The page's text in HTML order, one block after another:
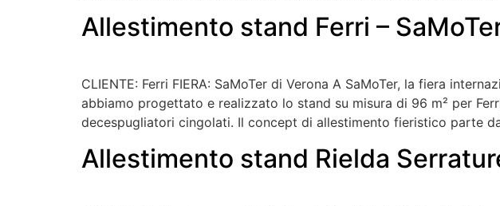
Allestimento stand Ferri –
CLIENTE: Ferri FIERA: SaMoTer di Verona A SaMoTer, la fiera
abbiamo progettato e realizzato lo stand su misura di 96 m² per
decespugliatori cingolati. Il concept di allestimento fieristico parte
Allestimento stand Rielda